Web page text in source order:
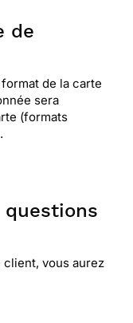
de
de la carte
sera
(formats
questions
vous aurez